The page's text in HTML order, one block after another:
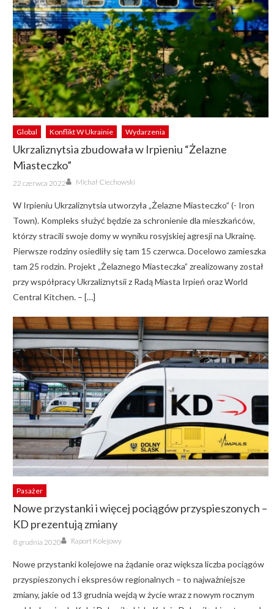
Global Konflikt W Ukrainie Wydarzenia
Ukrzaliznytsia zbudowała w Irpieniu “Żelazne
Miasteczko”
Posted
on
22 czerwca 2022 Author
Michał Ciechowski
W Irpieniu Ukrzaliznytsia utworzyła „Żelazne Miasteczko” (- Iron
Town). Kompleks służyć będzie za schronienie dla mieszkańców,
którzy stracili swoje domy w wyniku rosyjskiej agresji na Ukrainę.
Pierwsze rodziny osiedliły się tam 15 czerwca. Docelowo zamieszka
tam 25 rodzin. Projekt „Żelaznego Miasteczka” zrealizowany został
przy współpracy Ukrzaliznytsii z Radą Miasta Irpień oraz World
Central Kitchen. – […]
Pasażer
Nowe przystanki i więcej pociągów przyspieszonych –
KD prezentują zmiany
Posted
on
8 grudnia 2020 Author
Raport Kolejowy
Nowe przystanki kolejowe na żądanie oraz większa liczba pociągów
przyspieszonych i ekspresów regionalnych – to najważniejsze
zmiany, jakie od 13 grudnia wejdą w życie wraz z nowym rocznym